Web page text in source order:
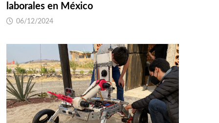
laborales en México
06/12/2024